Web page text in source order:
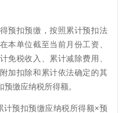
预扣预缴，按照累计预扣法
本单位截至当前月份工资、
免税收入、累计减除费用、
加扣除和累计依法确定的其
缴应纳税所得额。
计预扣预缴应纳税所得额×预